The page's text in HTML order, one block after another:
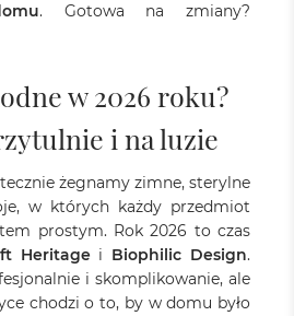
. Gotowa na zmiany?
w 2026 roku?
i na luzie
żegnamy zimne, sterylne
w których każdy przedmiot
prostym. Rok 2026 to czas
Heritagei Biophilic Design.
i skomplikowanie, ale
chodzi o to, by w domu było